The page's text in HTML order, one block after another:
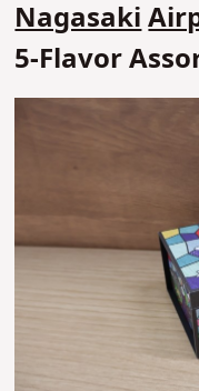
Nagasaki
5-Flavor